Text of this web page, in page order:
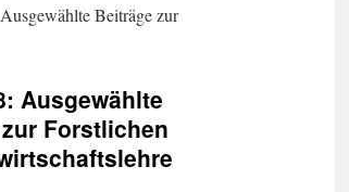
Beiträge zur
Ausgewählte
Forstlichen